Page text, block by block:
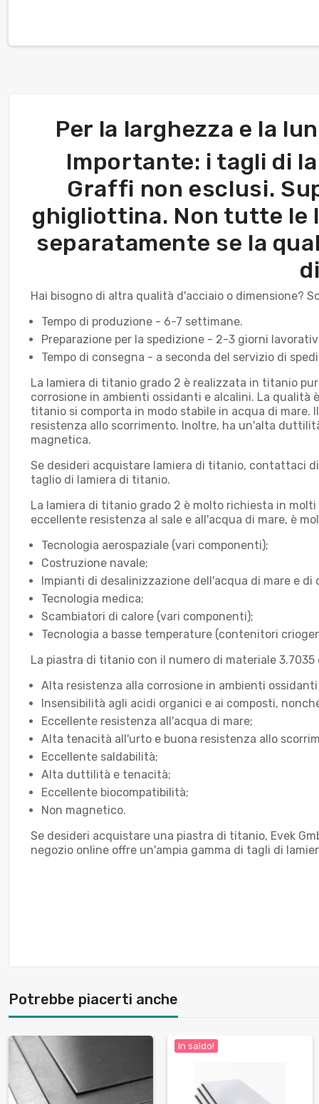
Per la larghezza e la
Importante: i tagli di
Graffi non esclusi.
ghigliottina. Non tutte le
separatamente se la
Hai bisogno di altra qualità d'acciaio o dimensione?
Tempo di produzione - 6-7 settimane.
Preparazione per la spedizione - 2-3 giorni
Tempo di consegna - a seconda del servizio di
La lamiera di titanio grado 2 è realizzata in titanio
corrosione in ambienti ossidanti e alcalini. La qualità
titanio si comporta in modo stabile in acqua di
resistenza allo scorrimento. Inoltre, ha un'alta
magnetica.
Se desideri acquistare lamiera di titanio, contattaci
taglio di lamiera di titanio.
La lamiera di titanio grado 2 è molto richiesta in
eccellente resistenza al sale e all'acqua di mare, è
Tecnologia aerospaziale (vari componenti);
Costruzione navale;
Impianti di desalinizzazione dell'acqua di mare e di
Tecnologia medica;
Scambiatori di calore (vari componenti);
Tecnologia a basse temperature (contenitori
La piastra di titanio con il numero di materiale
Alta resistenza alla corrosione in ambienti
Insensibilità agli acidi organici e ai composti,
Eccellente resistenza all'acqua di mare;
Alta tenacità all'urto e buona resistenza allo
Eccellente saldabilità;
Alta duttilità e tenacità;
Eccellente biocompatibilità;
Non magnetico.
Se desideri acquistare una piastra di titanio, Evek
negozio online offre un'ampia gamma di tagli di
Potrebbe piacerti anche
In saldo!